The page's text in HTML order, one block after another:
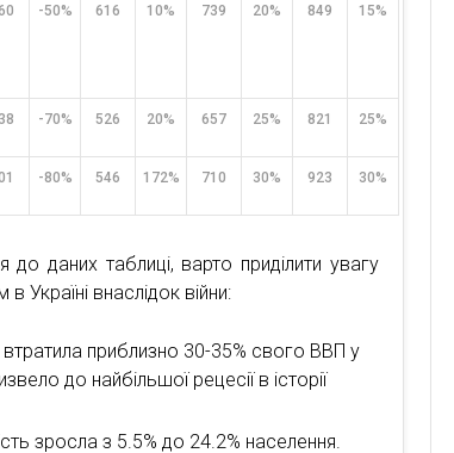
-50% 616 10% 739 20% 849 15%
-70% 526 20% 657 25% 821 25%
-80% 546 172% 710 30% 923 30%
даних таблиці, варто приділити увагу
Україні внаслідок війни:
приблизно 30-35% свого ВВП у
до найбільшої рецесії в історії
зросла з 5.5% до 24.2% населення.